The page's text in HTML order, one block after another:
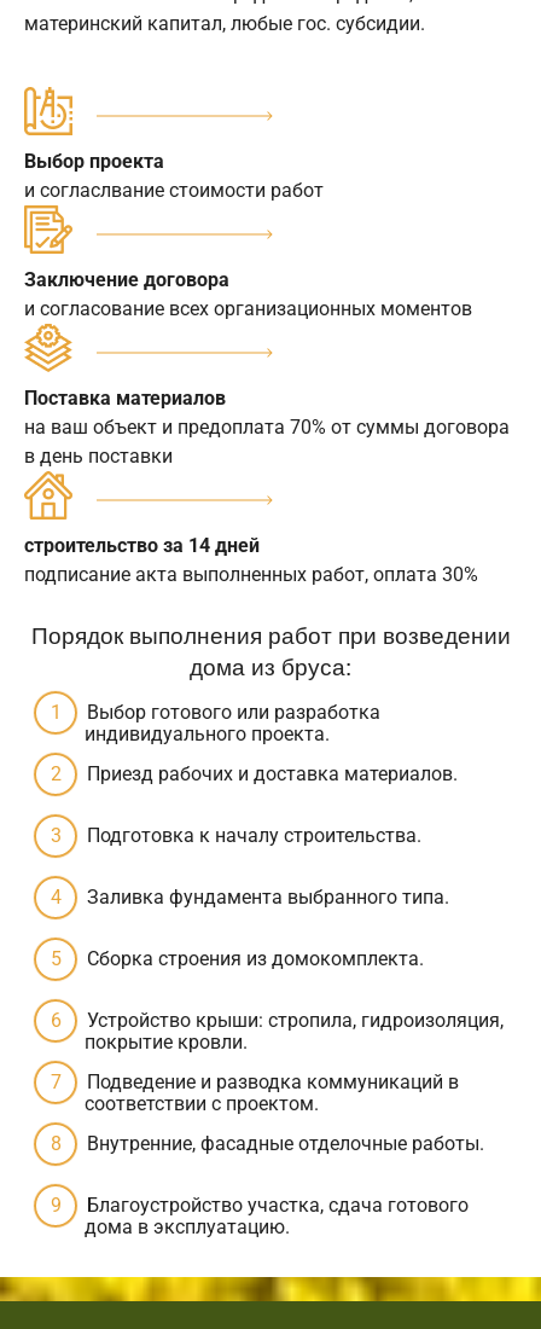
материнский капитал, любые гос. субсидии.
Выбор проекта
и согласлвание стоимости работ
Заключение договора
и согласование всех организационных моментов
Поставка материалов
на ваш объект и предоплата 70% от суммы договора
в день поставки
строительство за 14 дней
подписание акта выполненных работ, оплата 30%
Порядок выполнения работ при возведении
дома из бруса:
Выбор готового или разработка
индивидуального проекта.
Приезд рабочих и доставка материалов.
Подготовка к началу строительства.
Заливка фундамента выбранного типа.
Сборка строения из домокомплекта.
Устройство крыши: стропила, гидроизоляция,
покрытие кровли.
Подведение и разводка коммуникаций в
соответствии с проектом.
Внутренние, фасадные отделочные работы.
Благоустройство участка, сдача готового
дома в эксплуатацию.